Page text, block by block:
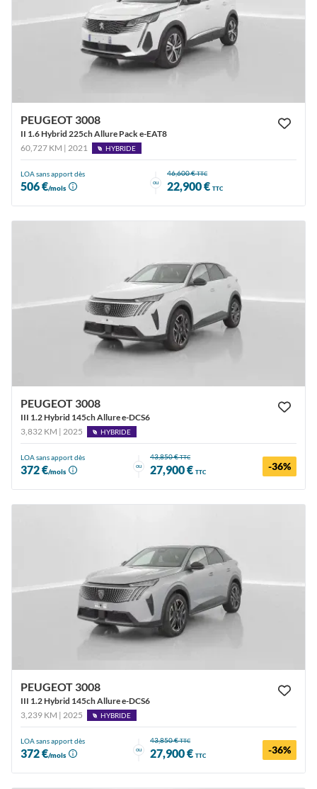
PEUGEOT 3008
II 1.6 Hybrid 225ch Allure Pack e-EAT8
60,727 KM | 2021
HYBRIDE
LOA sans apport dès
506 €/mois
ou
46,600 €TTC
22,900 € TTC
PEUGEOT 3008
III 1.2 Hybrid 145ch Allure e-DCS6
3,832 KM | 2025
HYBRIDE
LOA sans apport dès
372 €/mois
ou
43,850 €TTC
27,900 € TTC -36%
PEUGEOT 3008
III 1.2 Hybrid 145ch Allure e-DCS6
3,239 KM | 2025
HYBRIDE
LOA sans apport dès
372 €/mois
ou
43,850 €TTC
27,900 € TTC -36%